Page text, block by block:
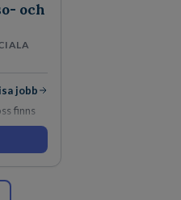
och
jobb
finns
är